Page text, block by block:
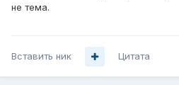
не тема.
Вставить ник Цитата